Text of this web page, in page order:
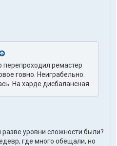
перепроходил ремастер
говно. Неиграбельно.
На харде дисбалансная.
уровни сложности были?
где много обещали, но